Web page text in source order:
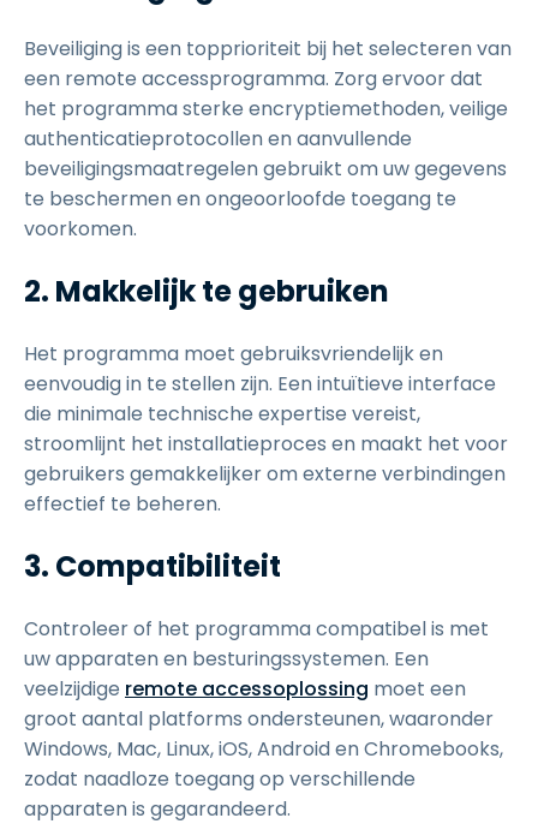
Beveiliging is een topprioriteit bij het selecteren van
een remote accessprogramma. Zorg ervoor dat
het programma sterke encryptiemethoden, veilige
authenticatieprotocollen en aanvullende
beveiligingsmaatregelen gebruikt om uw gegevens
te beschermen en ongeoorloofde toegang te
voorkomen.
2. Makkelijk te gebruiken
Het programma moet gebruiksvriendelijk en
eenvoudig in te stellen zijn. Een intuïtieve interface
die minimale technische expertise vereist,
stroomlijnt het installatieproces en maakt het voor
gebruikers gemakkelijker om externe verbindingen
effectief te beheren.
3. Compatibiliteit
Controleer of het programma compatibel is met
uw apparaten en besturingssystemen. Een
veelzijdige remote accessoplossing moet een
groot aantal platforms ondersteunen, waaronder
Windows, Mac, Linux, iOS, Android en Chromebooks,
zodat naadloze toegang op verschillende
apparaten is gegarandeerd.